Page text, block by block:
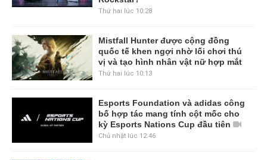
Thứ hai lúc 10:28
Mistfall Hunter được cộng đồng
quốc tế khen ngợi nhờ lối chơi thú
vị và tạo hình nhân vật nữ hợp mắt
Thứ hai lúc 10:13
Esports Foundation và adidas công
bố hợp tác mang tính cột mốc cho
kỳ Esports Nations Cup đầu tiên
Chủ nhật lúc 12:46